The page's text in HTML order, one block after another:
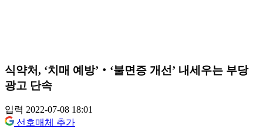
식약처, ‘치매 예방’‧‘불면증 개선’ 내세우는 부당
광고 단속
입력 2022-07-08 18:01
선호매체 추가